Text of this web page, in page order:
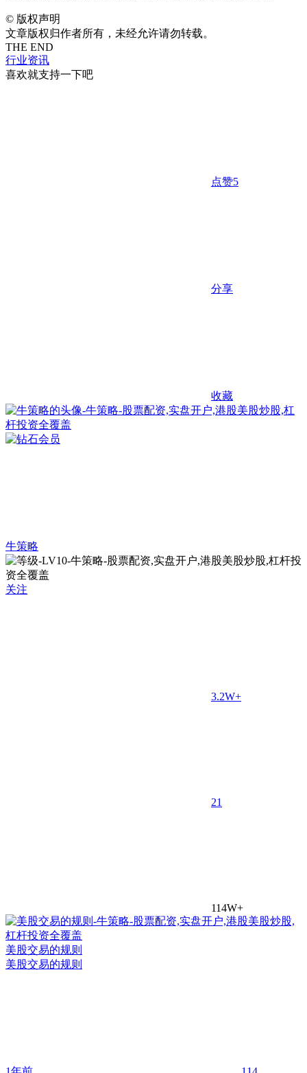
© 版权声明
文章版权归作者所有，未经允许请勿转载。
THE END
行业资讯
喜欢就支持一下吧
点赞5
分享
收藏
牛策略
关注
3.2W+
21
114W+
美股交易的规则
美股交易的规则